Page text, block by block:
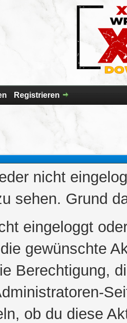
Registrieren
nicht
sehen. Grund
eingeloggt
gewünschte
Berechtigung,
ob du diese